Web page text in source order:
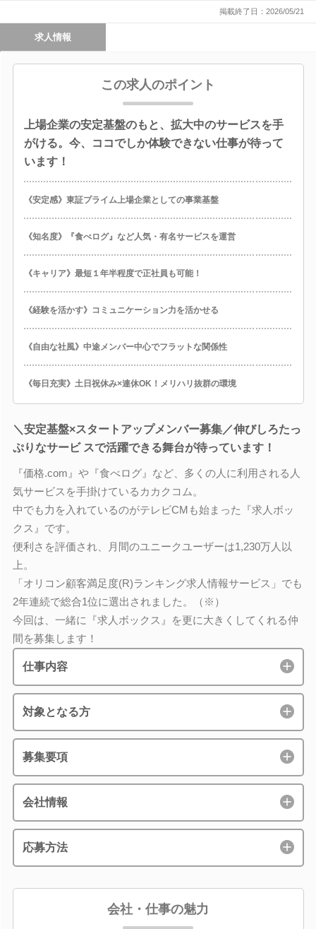
掲載終了日：2026/05/21
求人情報
この求人のポイント
上場企業の安定基盤のもと、拡大中のサービスを手
がける。今、ココでしか体験できない仕事が待って
います！
《安定感》東証プライム上場企業としての事業基盤
《知名度》『食べログ』など人気・有名サービスを運営
《キャリア》最短１年半程度で正社員も可能！
《経験を活かす》コミュニケーション力を活かせる
《自由な社風》中途メンバー中心でフラットな関係性
《毎日充実》土日祝休み×連休OK！メリハリ抜群の環境
＼安定基盤×スタートアップメンバー募集／伸びしろたっ
ぷりなサービ スで活躍できる舞台が待っています！
『価格.com』や『食べログ』など、多くの人に利用される人
気サービスを手掛けているカカクコム。
中でも力を入れているのがテレビCMも始まった『求人ボッ
クス』です。
便利さを評価され、月間のユニークユーザーは1,230万人以
上。
「オリコン顧客満足度(R)ランキング求人情報サービス」でも
2年連続で総合1位に選出されました。（※）
今回は、一緒に『求人ボックス』を更に大きくしてくれる仲
間を募集します！
仕事内容
対象となる方
募集要項
会社情報
応募方法
会社・仕事の魅力